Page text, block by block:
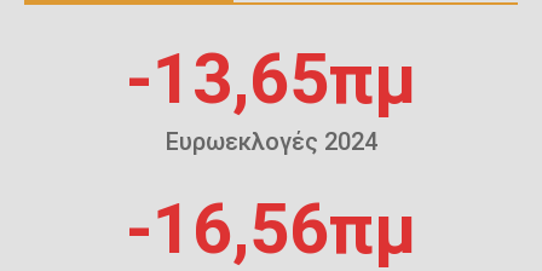
-13,65πμ
Ευρωεκλογές 2024
-16,56πμ